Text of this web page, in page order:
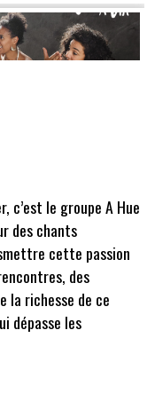
c’est le groupe A Hue
des chants
cette passion
des
la richesse de ce
dépasse les